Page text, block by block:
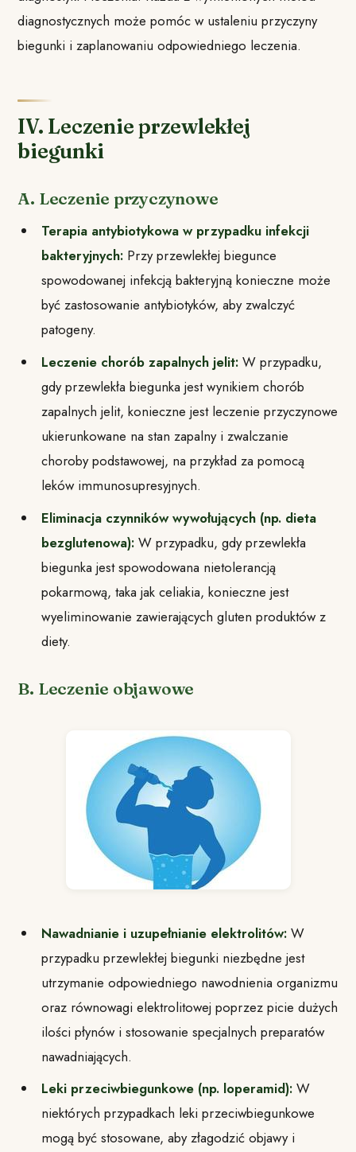
diagnostycznych może pomóc w ustaleniu przyczyny
biegunki i zaplanowaniu odpowiedniego leczenia.
IV. Leczenie przewlekłej
biegunki
A. Leczenie przyczynowe
Terapia antybiotykowa w przypadku infekcji
bakteryjnych: Przy przewlekłej biegunce
spowodowanej infekcją bakteryjną konieczne może
być zastosowanie antybiotyków, aby zwalczyć
patogeny.
Leczenie chorób zapalnych jelit: W przypadku,
gdy przewlekła biegunka jest wynikiem chorób
zapalnych jelit, konieczne jest leczenie przyczynowe
ukierunkowane na stan zapalny i zwalczanie
choroby podstawowej, na przykład za pomocą
leków immunosupresyjnych.
Eliminacja czynników wywołujących (np. dieta
bezglutenowa): W przypadku, gdy przewlekła
biegunka jest spowodowana nietolerancją
pokarmową, taka jak celiakia, konieczne jest
wyeliminowanie zawierających gluten produktów z
diety.
B. Leczenie objawowe
Nawadnianie i uzupełnianie elektrolitów: W
przypadku przewlekłej biegunki niezbędne jest
utrzymanie odpowiedniego nawodnienia organizmu
oraz równowagi elektrolitowej poprzez picie dużych
ilości płynów i stosowanie specjalnych preparatów
nawadniających.
Leki przeciwbiegunkowe (np. loperamid):W
niektórych przypadkach leki przeciwbiegunkowe
mogą być stosowane, aby złagodzić objawy i